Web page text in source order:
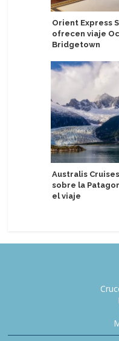
Orient Express
ofrecen viaje
Bridgetown
Australis
sobre la
el viaje